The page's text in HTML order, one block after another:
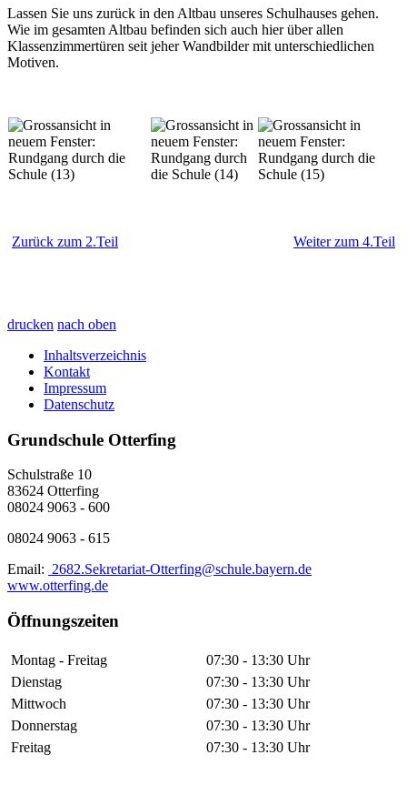
Lassen Sie uns zurück in den Altbau unseres Schulhauses gehen.
Wie im gesamten Altbau befinden sich auch hier über allen
Klassenzimmertüren seit jeher Wandbilder mit unterschiedlichen
Motiven.
Zurück zum 2.Teil Weiter zum 4.Teil
drucken nach oben
Inhaltsverzeichnis
Kontakt
Impressum
Datenschutz
Grundschule Otterfing
Schulstraße 10
83624 Otterfing
08024 9063 - 600
08024 9063 - 615
Email: 2682.Sekretariat-Otterfing@schule.bayern.de
www.otterfing.de
Öffnungszeiten
Montag - Freitag
07:30 - 13:30 Uhr
Dienstag
07:30 - 13:30 Uhr
Mittwoch
07:30 - 13:30 Uhr
Donnerstag
07:30 - 13:30 Uhr
Freitag
07:30 - 13:30 Uhr